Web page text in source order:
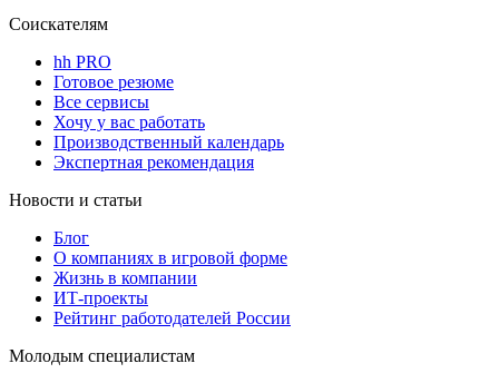
Соискателям
hh PRO
Готовое резюме
Все сервисы
Хочу у вас работать
Производственный календарь
Экспертная рекомендация
Новости и статьи
Блог
О компаниях в игровой форме
Жизнь в компании
ИТ-проекты
Рейтинг работодателей России
Молодым специалистам